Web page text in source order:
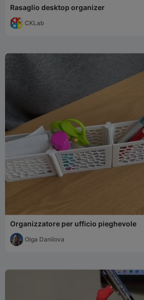
Rasaglio desktop organizer
CKLab
Organizzatore per ufficio pieghevole
Olga Danilova